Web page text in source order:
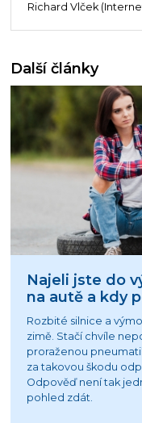
Richard Vlček
Další články
Najeli jste do
na autě a kdy
Rozbité silnice a
zimě. Stačí chvíle
proraženou
za takovou škodu
Odpověď není tak
pohled zdát.